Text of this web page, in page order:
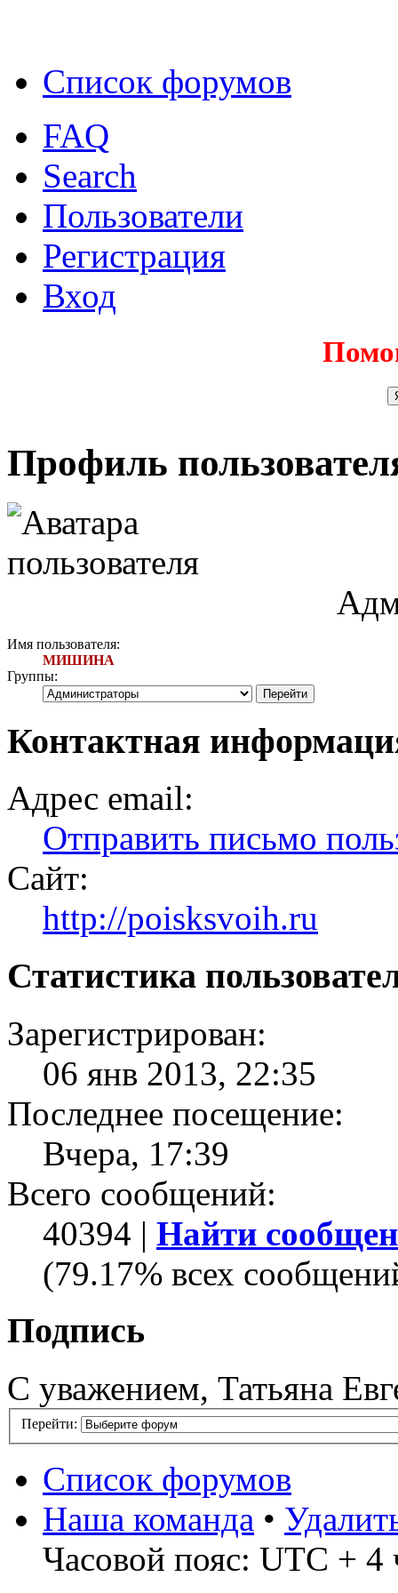
Список форумов
FAQ
Search
Пользователи
Регистрация
Вход
Профиль
Имя пользователя:
МИШИНА
Группы:
Контактная
Адрес email:
Отправить письмо
Сайт:
http://poisksvoih.ru
Статистика
Зарегистрирован:
06 янв 2013, 22:35
Последнее посещение:
Вчера, 17:39
Всего сообщений:
40394 | Найти
(79.17% всех
Подпись
С уважением, Татьяна
Перейти:
Список форумов
Наша команда •
Часовой пояс: UTC + 4